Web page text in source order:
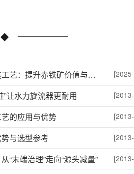
赤铁矿浮选工艺：提升赤铁矿价值与选厂效益
”让水力旋流器更耐用
的应用与优势
与选型参考
“末端治理”走向“源头减量”